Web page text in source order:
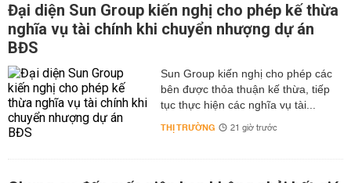
Đại diện Sun Group kiến nghị cho phép kế thừa
nghĩa vụ tài chính khi chuyển nhượng dự án
BĐS
Sun Group kiến nghị cho phép các
bên được thỏa thuận kế thừa, tiếp
tục thực hiện các nghĩa vụ tài...
THỊ TRƯỜNG 21 giờ trước